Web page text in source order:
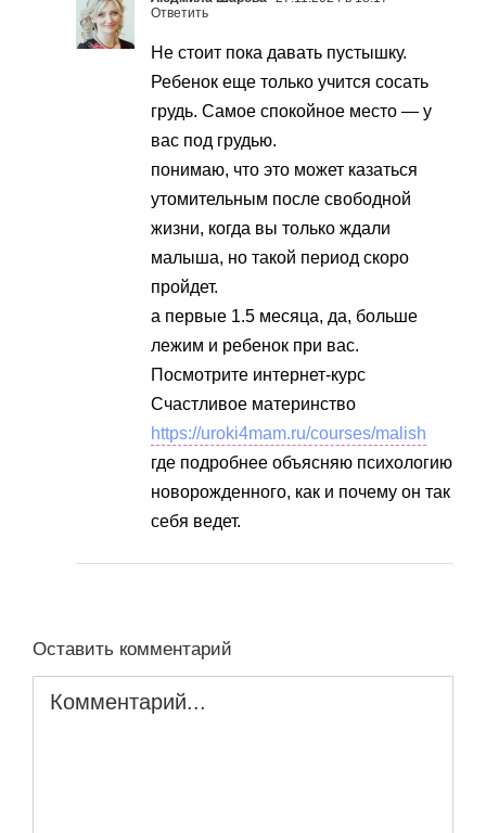
Ответить
Не стоит пока давать пустышку.
Ребенок еще только учится сосать
грудь. Самое спокойное место — у
вас под грудью.
понимаю, что это может казаться
утомительным после свободной
жизни, когда вы только ждали
малыша, но такой период скоро
пройдет.
а первые 1.5 месяца, да, больше
лежим и ребенок при вас.
Посмотрите интернет-курс
Счастливое материнство
https://uroki4mam.ru/courses/malish
где подробнее объясняю психологию
новорожденного, как и почему он так
себя ведет.
Оставить комментарий